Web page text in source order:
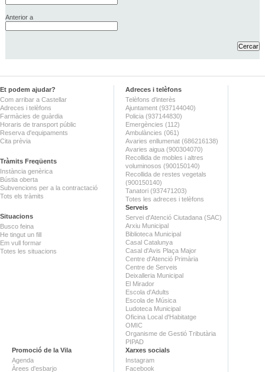
Anterior a
Et podem ajudar?
Com arribar a Castellar
Adreces i telèfons
Farmàcies de guàrdia
Horaris de transport públic
Reserva d'equipaments
Cita prèvia
Tràmits Freqüents
Instància genèrica
Bústia oberta
Subvencions per a la contractació
Tots els tràmits
Situacions
Busco feina
He tingut un fill
Em vull formar
Totes les situacions
Adreces i telèfons
Telèfons d'interès
Ajuntament (937144040)
Policia (937144830)
Emergències (112)
Ambulàncies (061)
Avaries enllumenat (686216138)
Avaries aigua (900304070)
Recollida de mobles i altres
voluminosos (900150140)
Recollida de restes vegetals
(900150140)
Tanatori (937471203)
Totes les adreces i telèfons
Serveis
Servei d'Atenció Ciutadana (SAC)
Arxiu Municipal
Biblioteca Municipal
Casal Catalunya
Casal d'Avis Plaça Major
Centre d'Atenció Primària
Centre de Serveis
Deixalleria Municipal
El Mirador
Escola d'Adults
Escola de Música
Ludoteca Municipal
Oficina Local d'Habitatge
OMIC
Organisme de Gestió Tributària
PIPAD
Promoció de la Vila
Agenda
Àrees d'esbarjo
Xarxes socials
Instagram
Facebook